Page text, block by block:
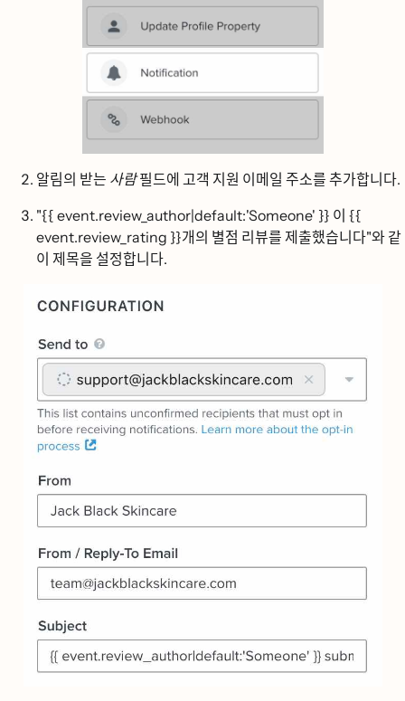
알림의 받는 사람필드에 고객 지원 이메일 주소를 추가합니다.
"{{ event.review_author|default:'Someone' }} 이 {{
event.review_rating }}개의 별점 리뷰를 제출했습니다"와 같
이 제목을 설정합니다.